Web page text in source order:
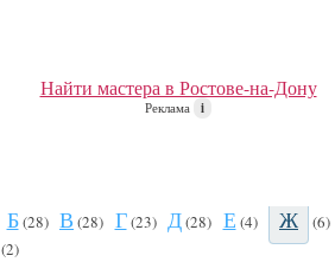
Найти мастера в Ростове-на-Дону
Реклама i
Б(28) В (28) Г(23) Д(28) Е (4) Ж (6)
(2)